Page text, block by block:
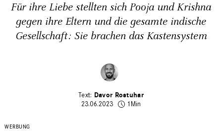
Für ihre Liebe stellten sich Pooja und Krishna
gegen ihre Eltern und die gesamte indische
Gesellschaft: Sie brachen das Kastensystem
Davor Rostuhar
23.06.2023
1Min